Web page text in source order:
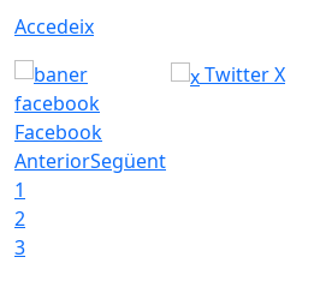
Accedeix
Facebook
Twitter X
AnteriorSegüent
1
2
3